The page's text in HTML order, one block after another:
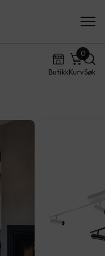
ButikkKurv
0
Søk